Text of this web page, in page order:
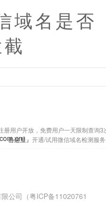
域名是否
册用户开放，免费用户一天限制查询3
击这里』 开通/试用微信域名检测服务
）
公司（粤ICP备11020761